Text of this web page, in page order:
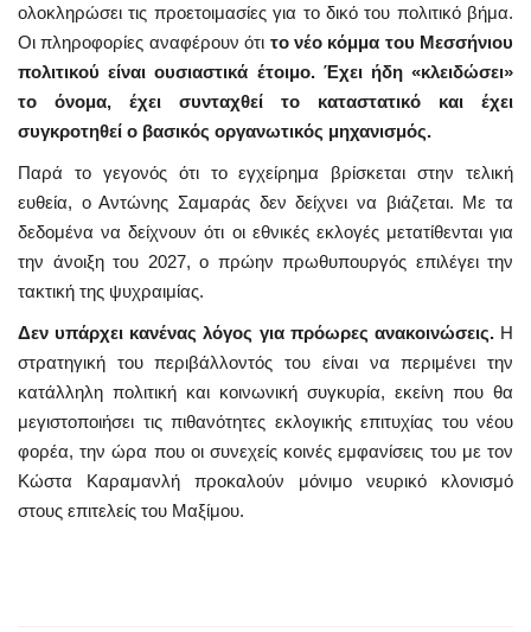
ολοκληρώσει τις προετοιμασίες για το δικό του πολιτικό βήμα.
Οι πληροφορίες αναφέρουν ότι το νέο κόμμα του Μεσσήνιου
πολιτικού είναι ουσιαστικά έτοιμο. Έχει ήδη «κλειδώσει»
το όνομα, έχει συνταχθεί το καταστατικό και έχει
συγκροτηθεί ο βασικός οργανωτικός μηχανισμός.
Παρά το γεγονός ότι το εγχείρημα βρίσκεται στην τελική
ευθεία, ο Αντώνης Σαμαράς δεν δείχνει να βιάζεται. Με τα
δεδομένα να δείχνουν ότι οι εθνικές εκλογές μετατίθενται για
την άνοιξη του 2027, ο πρώην πρωθυπουργός επιλέγει την
τακτική της ψυχραιμίας.
Δεν υπάρχει κανένας λόγος για πρόωρες ανακοινώσεις.Η
στρατηγική του περιβάλλοντός του είναι να περιμένει την
κατάλληλη πολιτική και κοινωνική συγκυρία, εκείνη που θα
μεγιστοποιήσει τις πιθανότητες εκλογικής επιτυχίας του νέου
φορέα, την ώρα που οι συνεχείς κοινές εμφανίσεις του με τον
Κώστα Καραμανλή προκαλούν μόνιμο νευρικό κλονισμό
στους επιτελείς του Μαξίμου.